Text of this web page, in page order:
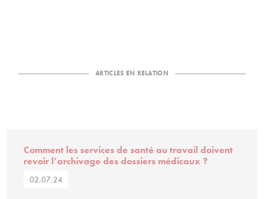
ARTICLES EN RELATION
Comment les services de santé au travail doivent
revoir l’archivage des dossiers médicaux ?
02.07.24